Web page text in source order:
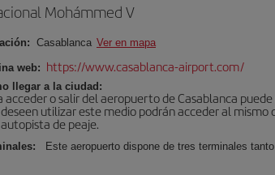
Mohámmed V
Casablanca Ver en mapa
web: https://www.casablanca-airport.com/
llegar a la ciudad:
acceder o salir del aeropuerto de Casablanca
utilizar este medio podrán acceder al
de peaje.
Este aeropuerto dispone de tres terminales